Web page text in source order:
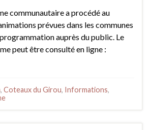
communautaire a procédé au
prévues dans les communes
auprès du public. Le
peut être consulté en ligne :
, Coteaux du Girou, Informations,